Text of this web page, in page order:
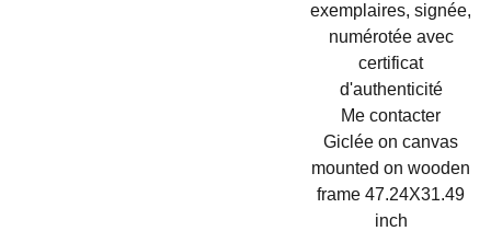
exemplaires, signée,
numérotée avec
certificat
d'authenticité
Me contacter
Giclée on canvas
mounted on wooden
frame 47.24X31.49
inch